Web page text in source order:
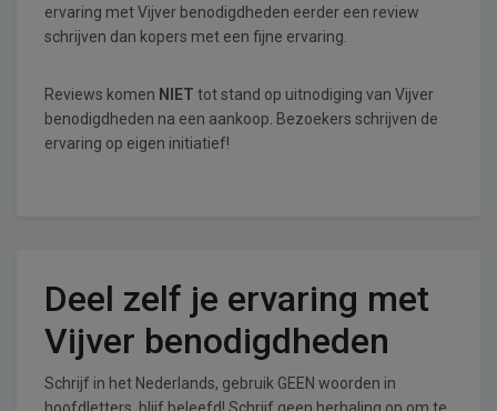
ervaring met Vijver benodigdheden eerder een review
schrijven dan kopers met een fijne ervaring.
Reviews komen NIET tot stand op uitnodiging van Vijver
benodigdheden na een aankoop. Bezoekers schrijven de
ervaring op eigen initiatief!
Deel zelf je ervaring met
Vijver benodigdheden
Schrijf in het Nederlands, gebruik GEEN woorden in